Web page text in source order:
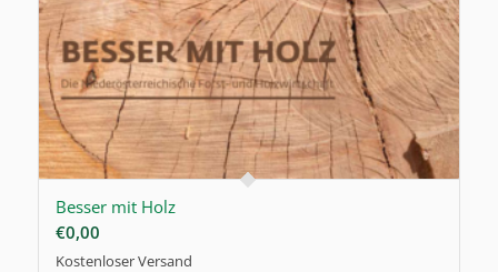
Besser mit Holz
€0,00
Kostenloser Versand